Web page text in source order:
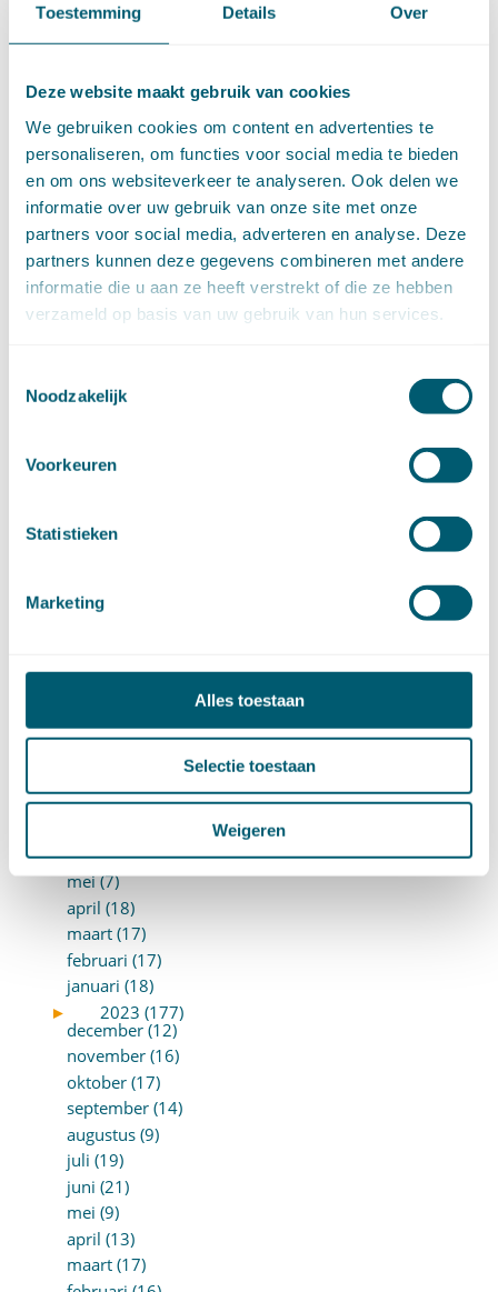
Toestemming Details Over
Deze website maakt gebruik van cookies
We gebruiken cookies om content en advertenties te
personaliseren, om functies voor social media te bieden
en om ons websiteverkeer te analyseren. Ook delen we
informatie over uw gebruik van onze site met onze
partners voor social media, adverteren en analyse. Deze
partners kunnen deze gegevens combineren met andere
informatie die u aan ze heeft verstrekt of die ze hebben
verzameld op basis van uw gebruik van hun services.
Noodzakelijk
Voorkeuren
Statistieken
Marketing
Alles toestaan
Selectie toestaan
Weigeren
►
2026 (88)
augustus (1)
juli (7)
juni (15)
mei (7)
april (11)
maart (17)
februari (16)
januari (14)
november (15)
augustus (6)
juni (13)
maart (8)
november (17)
augustus (10)
juni (7)
mei (7)
april (18)
maart (17)
februari (17)
januari (18)
►
2023 (177)
december (12)
november (16)
oktober (17)
september (14)
augustus (9)
juli (19)
juni (21)
mei (9)
april (13)
maart (17)